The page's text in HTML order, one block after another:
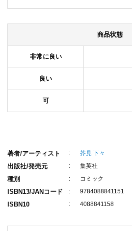
商品状態
非常に良い
良い
可
著者/アーティスト 芥見 下々
出版社/発売元 集英社
種別 コミック
ISBN13/JANコード 9784088841151
ISBN10 4088841158